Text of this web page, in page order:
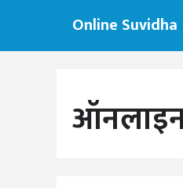
Online Suvidha